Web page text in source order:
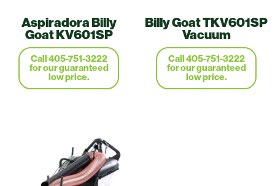
Aspiradora Billy
Goat KV601SP
Call 405-751-3222
for our guaranteed
low price.
Billy Goat TKV601SP
Vacuum
Call 405-751-3222
for our guaranteed
low price.